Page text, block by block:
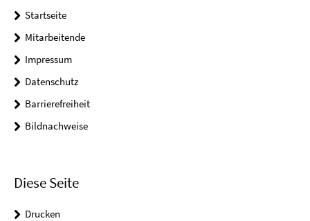
Startseite
Mitarbeitende
Impressum
Datenschutz
Barrierefreiheit
Bildnachweise
Diese Seite
Drucken